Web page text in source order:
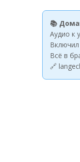
📚
Аудио к
Всё в
🔗